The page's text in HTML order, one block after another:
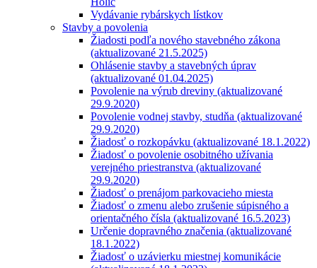
Vydávanie rybárskych lístkov
Stavby a povolenia
Žiadosti podľa nového stavebného zákona
(aktualizované 21.5.2025)
Ohlásenie stavby a stavebných úprav
(aktualizované 01.04.2025)
Povolenie na výrub dreviny (aktualizované
29.9.2020)
Povolenie vodnej stavby, studňa (aktualizované
29.9.2020)
Žiadosť o rozkopávku (aktualizované 18.1.2022)
Žiadosť o povolenie osobitného užívania
verejného priestranstva (aktualizované
29.9.2020)
Žiadosť o prenájom parkovacieho miesta
Žiadosť o zmenu alebo zrušenie súpisného a
orientačného čísla (aktualizované 16.5.2023)
Určenie dopravného značenia (aktualizované
18.1.2022)
Žiadosť o uzávierku miestnej komunikácie